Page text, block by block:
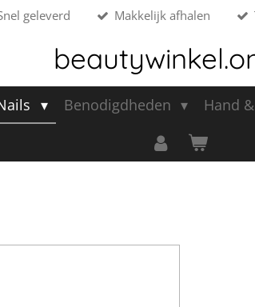
geleverd Makkelijk afhalen
Benodigdheden Hand